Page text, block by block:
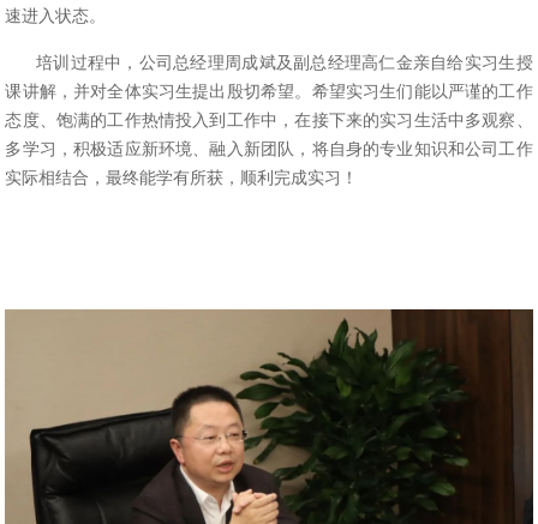
速进入状态。
培训过程中，公司总经理周成斌及副总经理高仁金亲自给实习生授
课讲解，并对全体实习生提出殷切希望。希望实习生们能以严谨的工作
态度、饱满的工作热情投入到工作中，在接下来的实习生活中多观察、
多学习，积极适应新环境、融入新团队，将自身的专业知识和公司工作
实际相结合，最终能学有所获，顺利完成实习！